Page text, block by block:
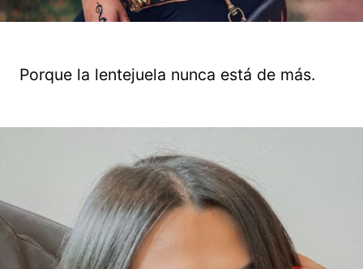
Porque la lentejuela nunca está de más.